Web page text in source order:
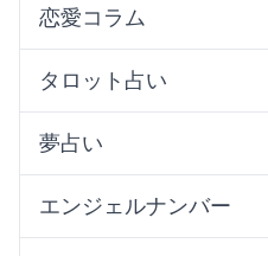
恋愛コラム
タロット占い
夢占い
エンジェルナンバー